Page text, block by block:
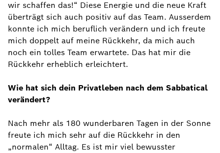
wir schaffen das!“ Diese Energie und die neue Kraft
überträgt sich auch positiv auf das Team. Ausserdem
konnte ich mich beruflich verändern und ich freute
mich doppelt auf meine Rückkehr, da mich auch
noch ein tolles Team erwartete. Das hat mir die
Rückkehr erheblich erleichtert.
Wie hat sich dein Privatleben nach dem Sabbatical
verändert?
Nach mehr als 180 wunderbaren Tagen in der Sonne
freute ich mich sehr auf die Rückkehr in den
„normalen“ Alltag. Es ist mir viel bewusster